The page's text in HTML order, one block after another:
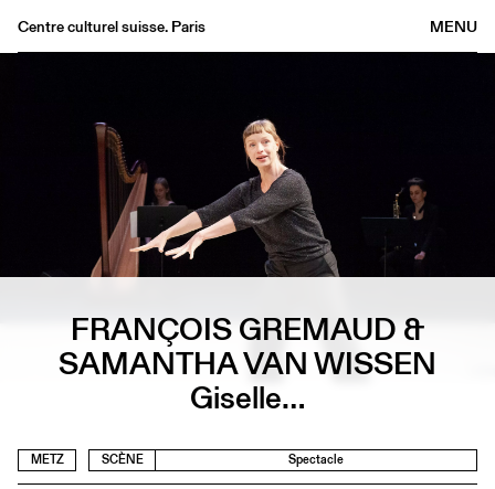
MENU
Centre culturel suisse. Paris
Médiathèque
Informations
FRANÇOIS GREMAUD &
SAMANTHA VAN WISSEN
Giselle…
METZ SCÈNE Spectacle